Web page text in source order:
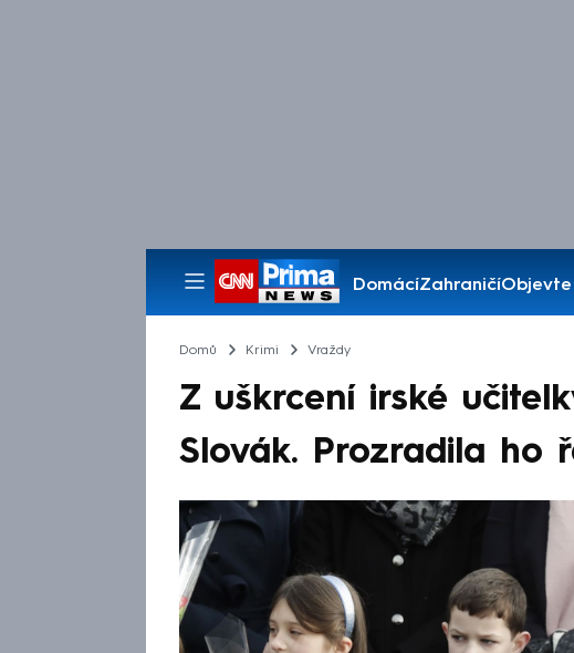
DomácíZahraničíObjevte
Pořady
Domů Krimi Vraždy
Z uškrcení irské
Slovák. Prozradila ho